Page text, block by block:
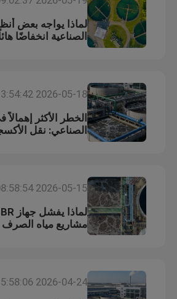
وسائل تصفية الكرات البيولوجية
حاملة MBBR
لاميلا ميديا
الوسائط المرشحة البيولوجية
الصناعية انخفاضًا
2026-05-18 13:54:42
الصناعي: نقل
2026-05-15 08:58:54
مشاريع مياه
الصناعية؟
2026-04-24 15:58:06